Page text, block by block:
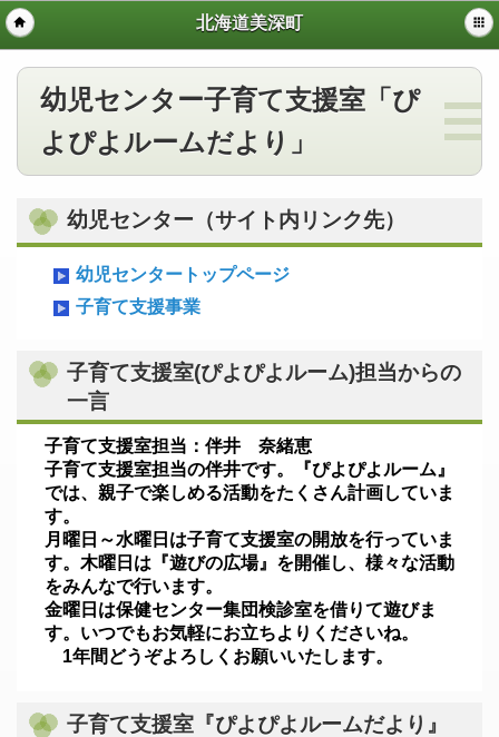
北海道美深町
幼児センター子育て支援室「ぴ
よぴよルームだより」
幼児センター（サイト内リンク先）
幼児センタートップページ
子育て支援事業
子育て支援室(ぴよぴよルーム)担当からの
一言
子育て支援室担当：伴井 奈緒恵
子育て支援室担当の伴井です。『ぴよぴよルーム』
では、親子で楽しめる活動をたくさん計画していま
す。
月曜日～水曜日は子育て支援室の開放を行っていま
す。木曜日は『遊びの広場』を開催し、様々な活動
をみんなで行います。
金曜日は保健センター集団検診室を借りて遊びま
す。いつでもお気軽にお立ちよりくださいね。
1年間どうぞよろしくお願いいたします。
子育て支援室『ぴよぴよルームだより』